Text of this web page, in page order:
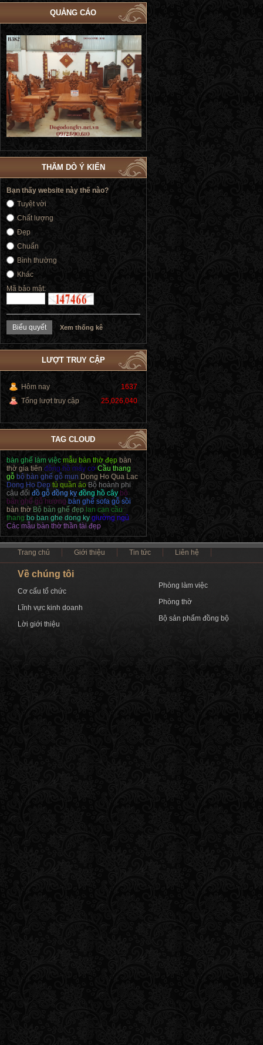
Bộ Giường Cô Dâu Dát Vàng | Giường
Cưới Nữ Hoàng Siêu Sang Trọng GN184
Bộ Giường Ngủ Tủ Áo Phòng
| Đồ Gỗ Phú Hải GN183
QUẢNG CÁO
THĂM DÒ Ý KIẾN
Bạn thấy website này thế nào?
Tuyệt vời
Chất lượng
Đẹp
Chuẩn
Bình thường
Khác
Mã bảo mật:
Xem thống kê
LƯỢT TRUY CẬP
Hôm nay
1637
Tổng lượt truy cập
25,026,040
TAG CLOUD
bàn ghế làm việc mẫu bàn thờ đẹp bàn
thờ gia tiên đồng hồ máy cơ Cầu thang
gỗ bộ bàn ghế gỗ mun Dong Ho Qua Lac
Dong Ho Dep tủ quần áo Bộ hoành phi
câu đối đồ gỗ đồng kỵ đồng hồ cây bộ
bàn ghế gỗ hương bàn ghế sofa gỗ sồi
bàn thờ Bộ bàn ghế đẹp lan can cầu
thang bo ban ghe dong ky giường ngủ
Các mẫu bàn thờ thần tài đẹp
Trang chủ Giới thiệu Tin tức Liên hệ
Về chúng tôi
Cơ cấu tổ chức
Lĩnh vực kinh doanh
Lời giới thiệu
Phòng làm việc
Phòng thờ
Bộ sản phẩm đồng bộ